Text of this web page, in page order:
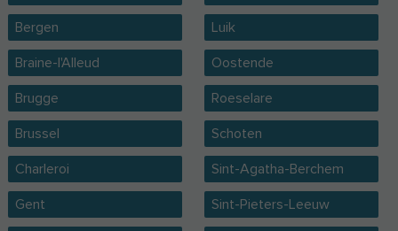
Bergen
Braine-l'Alleud
Brugge
Brussel
Charleroi
Gent
Luik
Oostende
Roeselare
Schoten
Sint-Agatha-Berchem
Sint-Pieters-Leeuw